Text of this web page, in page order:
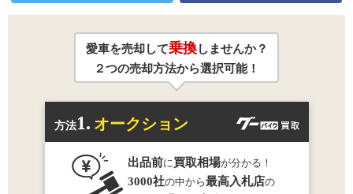
愛車を売却して乗換しませんか？
２つの売却方法から選択可能！
方法1. オークション
出品前に買取相場が分かる！
3000社の中から最高入札店の